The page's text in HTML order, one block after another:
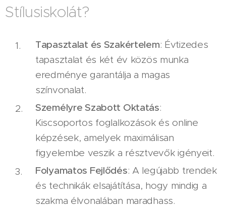
Stílusiskolát?
Tapasztalat és Szakértelem: Évtizedes
tapasztalat és két év közös munka
eredménye garantálja a magas
színvonalat.
Személyre Szabott Oktatás:
Kiscsoportos foglalkozások és online
képzések, amelyek maximálisan
figyelembe veszik a résztvevők igényeit.
Folyamatos Fejlődés: A legújabb trendek
és technikák elsajátítása, hogy mindig a
szakma élvonalában maradhass.